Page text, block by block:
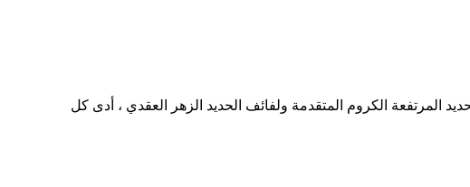
المرتفعة الكروم المتقدمة ولفائف الحديد الزهر العقدي ، أدى كل